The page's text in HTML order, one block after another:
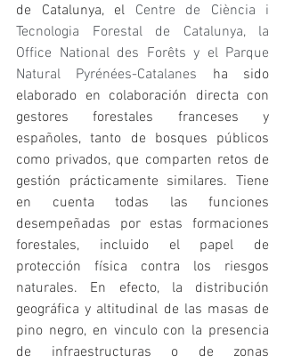
de Catalunya, el Centre de Ciència i
Tecnologia Forestal de Catalunya, la
Office National des Forêts y el Parque
Natural Pyrénées-Catalanes ha sido
elaborado en colaboración directa con
gestores forestales franceses y
españoles, tanto de bosques públicos
como privados, que comparten retos de
gestión prácticamente similares. Tiene
en cuenta todas las funciones
desempeñadas por estas formaciones
forestales, incluido el papel de
protección física contra los riesgos
naturales. En efecto, la distribución
geográfica y altitudinal de las masas de
pino negro, en vinculo con la presencia
de infraestructuras o de zonas